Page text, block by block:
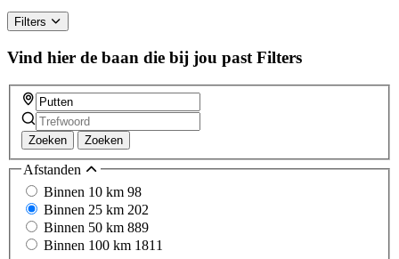
ignore
this
field
Filters
Vind hier de baan die bij jou past Filters
Zoeken Zoeken
Afstanden
Binnen 10 km 98
Binnen 25 km 202
Binnen 50 km 889
Binnen 100 km 1811